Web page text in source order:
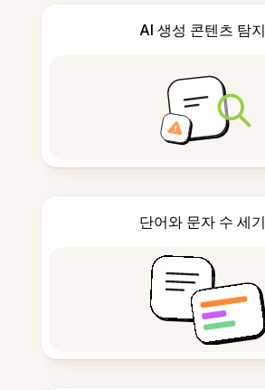
AI 생성 콘텐츠 탐지
단어와 문자 수 세기